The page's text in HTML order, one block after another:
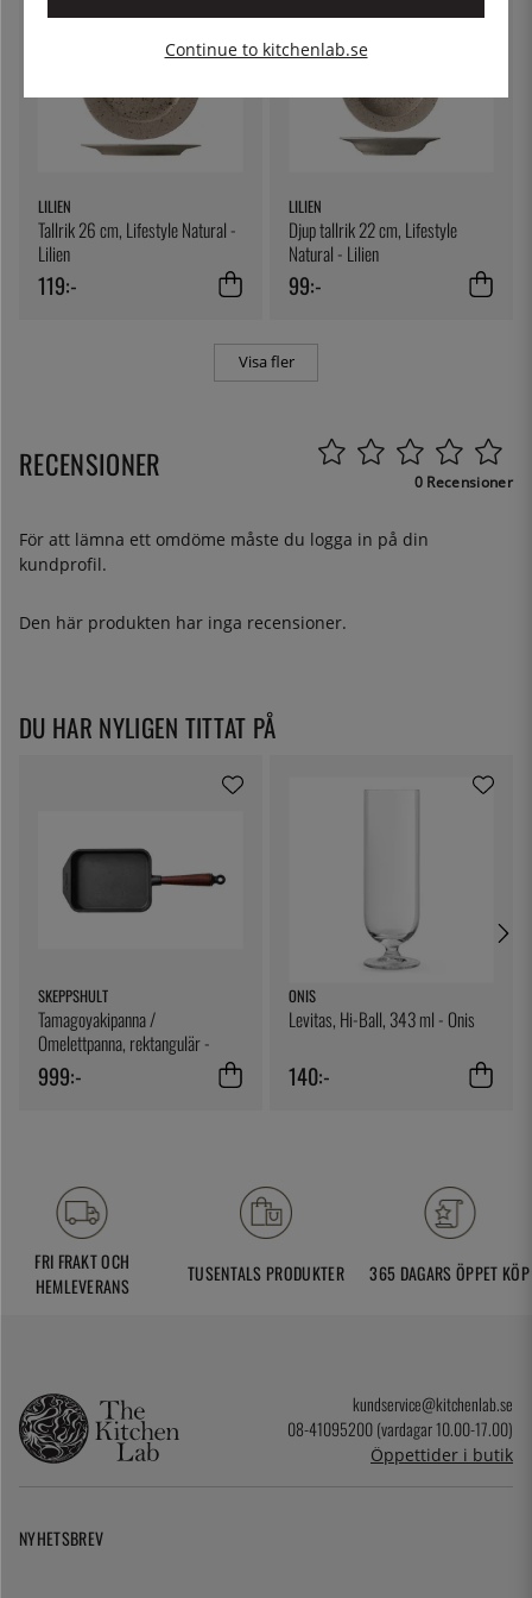
LILIEN
Tallrik 26 cm, Lifestyle Natural -
Lilien
119:-
LILIEN
Djup tallrik 22 cm, Lifestyle
Natural - Lilien
99:-
Visa fler
RECENSIONER 0 Recensioner
För att lämna ett omdöme måste du logga in på din
kundprofil.
Den här produkten har inga recensioner.
DU HAR NYLIGEN TITTAT PÅ
SKEPPSHULT
Tamagoyakipanna /
Omelettpanna, rektangulär -
Skeppshult
999:-
ONIS
Levitas, Hi-Ball, 343 ml - Onis
140:-
FRI FRAKT OCH
HEMLEVERANS
TUSENTALS PRODUKTER 365 DAGARS ÖPPET KÖP
kundservice@kitchenlab.se
08-41095200 (vardagar 10.00-17.00)
Öppettider i butik
NYHETSBREV
Continue to kitchenlab.se